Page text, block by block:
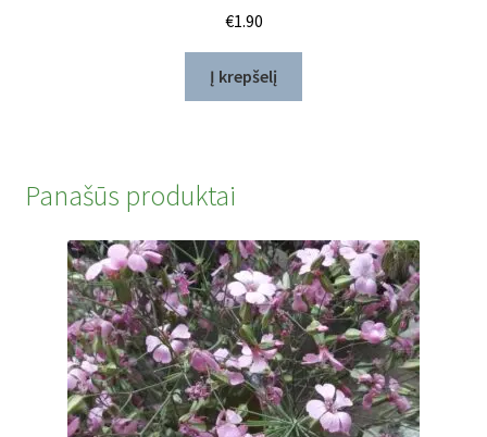
€1.90
Į krepšelį
Panašūs produktai